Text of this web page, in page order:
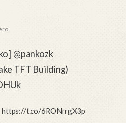
@pankozk
TFT Building)
https://t.co/6RONrrgX3p